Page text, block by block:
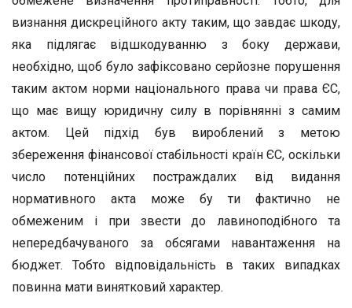
визнання дискреційного акту таким, що завдає шкоду,
яка підлягає відшкодуванню з боку держави,
необхідно, щоб було зафіксовано серйозне порушення
таким актом норми національного права чи права ЄС,
що має вищу юридичну силу в порівнянні з самим
актом. Цей підхід був вироблений з метою
збереження фінансової стабільності країн ЄС, оскільки
число потенційних постраждалих від видання
нормативного акта може бу ти фактично не
обмеженим і при звести до лавиноподібного та
непередбачуваного за обсягами навантаження на
бюджет. Тобто відповідальність в таких випадках
повинна мати винятковий характер.